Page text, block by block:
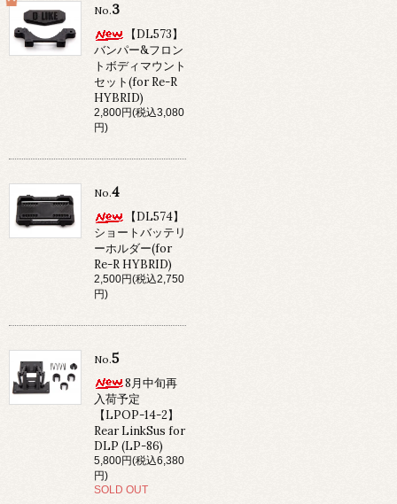
No.3
【DL573】
バンパー&フロン
トボディマウント
セット(for Re-R
HYBRID)
2,800円(税込3,080
円)
No.4
【DL574】
ショートバッテリ
ーホルダー(for
Re-R HYBRID)
2,500円(税込2,750
円)
No.5
8月中旬再
入荷予定
【LPOP-14-2】
Rear LinkSus for
DLP (LP-86)
5,800円(税込6,380
円)
SOLD OUT